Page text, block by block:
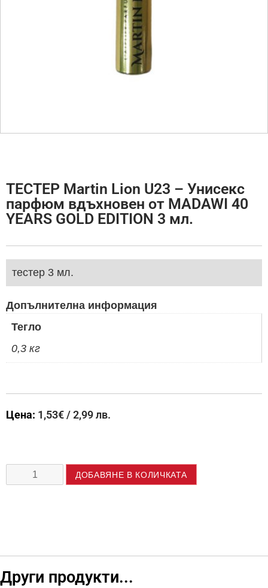
ТЕСТЕР Martin Lion U23 – Унисекс
парфюм вдъхновен от MADAWI 40
YEARS GOLD EDITION 3 мл.
тестер 3 мл.
Допълнителна информация
Тегло
0,3 кг
Цена: 1,53€/ 2,99 лв.
ДОБАВЯНЕ В КОЛИЧКАТА
Други продукти...